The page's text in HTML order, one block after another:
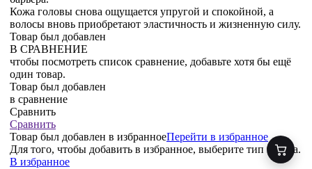
Кожа головы снова ощущается упругой и спокойной, а
волосы вновь приобретают эластичность и жизненную силу.
Товар был добавлен
В СРАВНЕНИЕ
чтобы посмотреть список сравнение, добавьте хотя бы ещё
один товар.
Товар был добавлен
в сравнение
Сравнить
Сравнить
Товар был добавлен в избранноеПерейти в избранное
Для того, чтобы добавить в избранное, выберите тип товара.
В избранное